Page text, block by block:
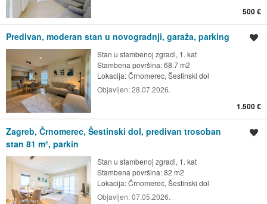
500 €
Predivan, moderan stan u novogradnji, garaža, parking
Stan u stambenoj zgradi, 1. kat
Stambena površina: 68.7 m2
Lokacija:Črnomerec, Šestinski dol
Objavljen:28.07.2026.
1.500 €
Zagreb, Črnomerec, Šestinski dol, predivan trosoban
stan 81 m², parkin
Stan u stambenoj zgradi, 1. kat
Stambena površina: 82 m2
Lokacija:Črnomerec, Šestinski dol
Objavljen:07.05.2026.